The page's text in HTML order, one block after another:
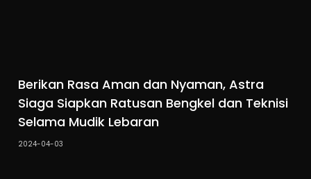
Berikan Rasa Aman dan Nyaman, Astra
Siaga Siapkan Ratusan Bengkel dan Teknisi
Selama Mudik Lebaran
2024-04-03